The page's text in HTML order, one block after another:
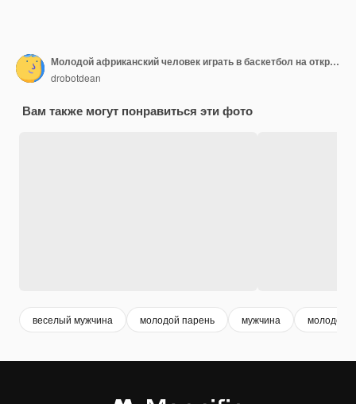
Молодой африканский человек играть в баскетбол на открытом воздухе.
drobotdean
Вам также могут понравиться эти фото
веселый мужчина молодой парень мужчина молодой